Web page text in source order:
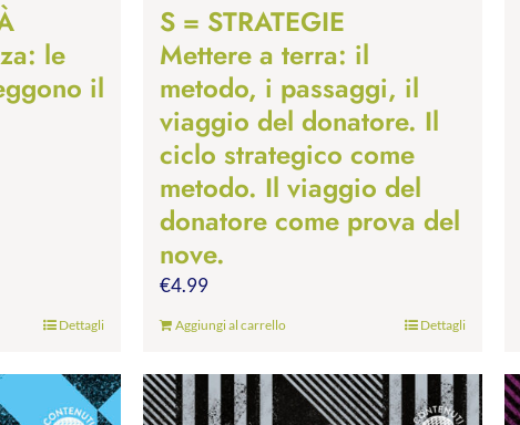
le
il
Dettagli
S = STRATEGIE
Mettere a terra: il
metodo, i passaggi, il
viaggio del donatore. Il
ciclo strategico come
metodo. Il viaggio del
donatore come prova del
nove.
€4.99
Aggiungi al carrello Dettagli